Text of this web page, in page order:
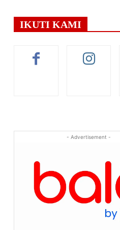
IKUTI KAMI
- Advertisement -